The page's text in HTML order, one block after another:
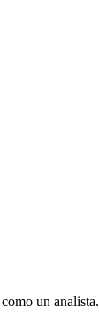
un analista.